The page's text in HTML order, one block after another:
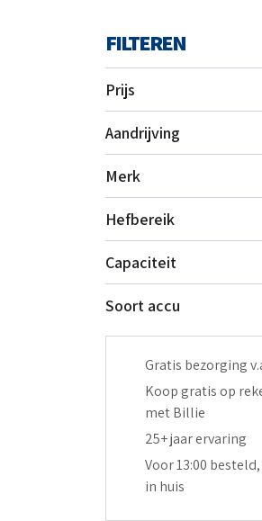
FILTEREN
Gratis bezorging
Koop gratis op
met Billie
25+ jaar ervaring
Voor 13:00
in huis
Prijs
Aandrijving
Merk
Hefbereik
Capaciteit
Soort accu